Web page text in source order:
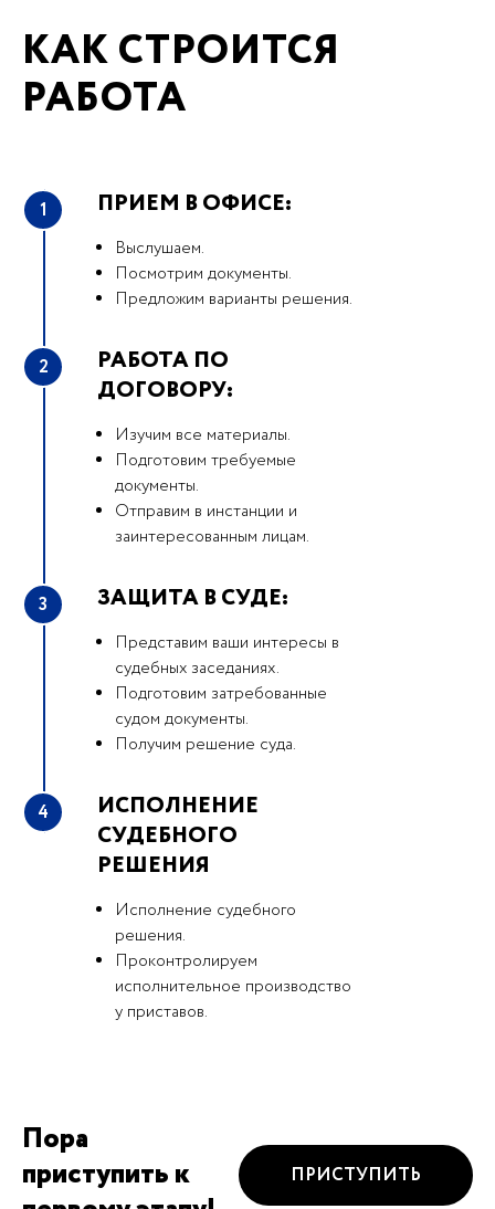
КАК СТРОИТСЯ
РАБОТА
1 ПРИЕМ В ОФИСЕ:
Выслушаем.
Посмотрим документы.
Предложим варианты решения.
2
РАБОТА ПО
ДОГОВОРУ:
Изучим все материалы.
Подготовим требуемые
документы.
Отправим в инстанции и
заинтересованным лицам.
3 ЗАЩИТА В СУДЕ:
Представим ваши интересы в
судебных заседаниях.
Подготовим затребованные
судом документы.
Получим решение суда.
4
ИСПОЛНЕНИЕ
СУДЕБНОГО
РЕШЕНИЯ
Исполнение судебного
решения.
Проконтролируем
исполнительное производство
у приставов.
Пора
приступить к
ПРИСТУПИТЬ